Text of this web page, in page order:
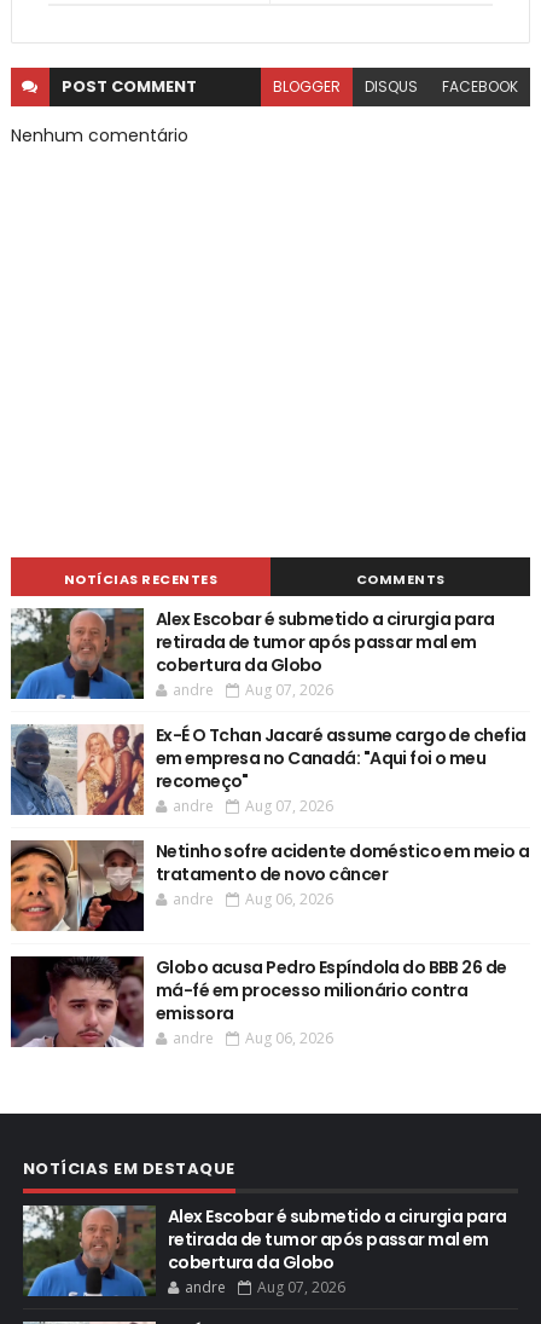
POST COMMENT BLOGGER DISQUS FACEBOOK
Nenhum comentário
NOTÍCIAS RECENTES COMMENTS
Alex Escobar é submetido a cirurgia para
retirada de tumor após passar mal em
cobertura da Globo
andre Aug 07, 2026
Ex-É O Tchan Jacaré assume cargo de chefia
em empresa no Canadá: "Aqui foi o meu
recomeço"
andre Aug 07, 2026
Netinho sofre acidente doméstico em meio a
tratamento de novo câncer
andre Aug 06, 2026
Globo acusa Pedro Espíndola do BBB 26 de
má-fé em processo milionário contra
emissora
andre Aug 06, 2026
NOTÍCIAS EM DESTAQUE
Alex Escobar é submetido a cirurgia para
retirada de tumor após passar mal em
cobertura da Globo
andre Aug 07, 2026